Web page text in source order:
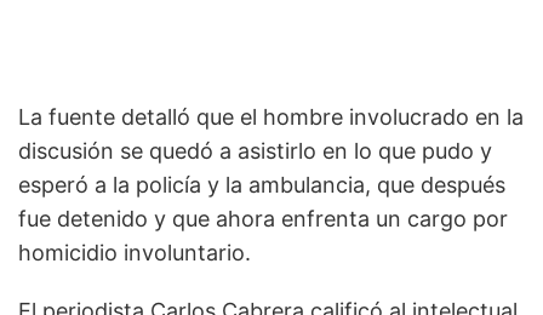
La fuente detalló que el hombre involucrado en la
discusión se quedó a asistirlo en lo que pudo y
esperó a la policía y la ambulancia, que después
fue detenido y que ahora enfrenta un cargo por
homicidio involuntario.